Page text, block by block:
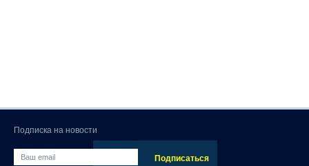
Подписка на новости